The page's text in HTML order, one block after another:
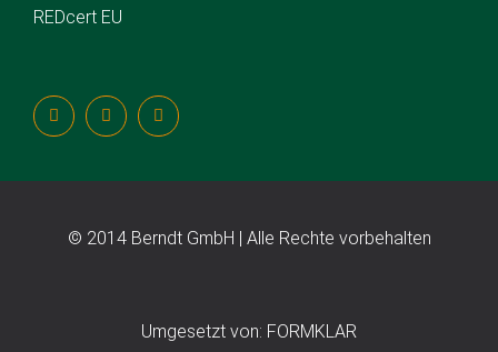
REDcert EU
© 2014 Berndt GmbH | Alle Rechte vorbehalten
Umgesetzt von: FORMKLAR